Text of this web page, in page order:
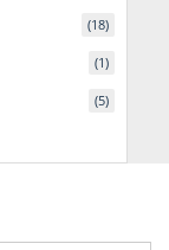
(18)
(1)
(5)